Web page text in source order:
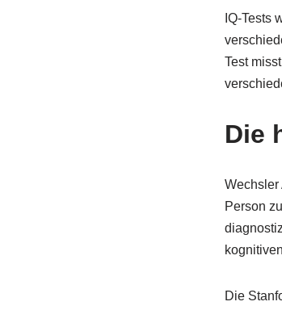
IQ-Tests
Test
Die
Wechsler
Person
Die